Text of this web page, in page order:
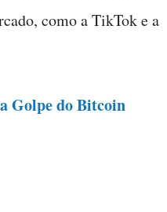
como a TikTok e a
Golpe do Bitcoin